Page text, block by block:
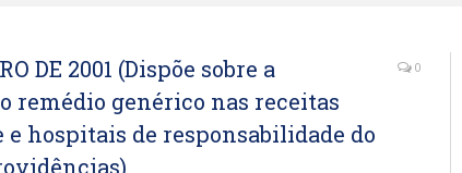
DE 2001 (Dispõe sobre a
remédio genérico nas receitas
e hospitais de responsabilidade do
0